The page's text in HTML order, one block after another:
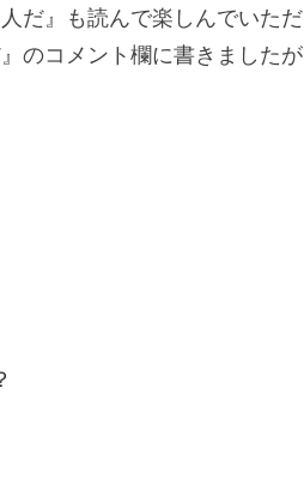
だ』も読んで楽しんでいた
のコメント欄に書きました